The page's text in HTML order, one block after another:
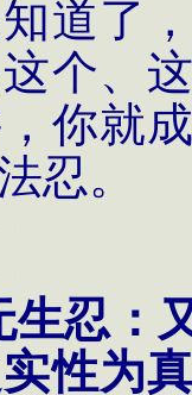
道了
个、
，你就
忍。
生忍：
性为